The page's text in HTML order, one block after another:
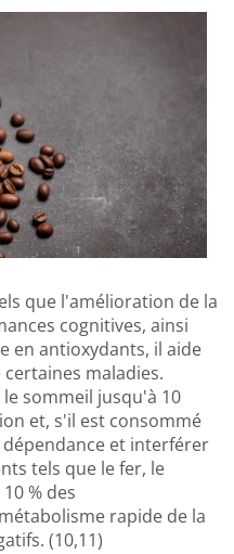
que l'amélioration de la
cognitives, ainsi
en antioxydants, il aide
maladies.
sommeil jusqu'à 10
et, s'il est consommé
et interférer
tels que le fer, le
% des
rapide de la
(10,11)